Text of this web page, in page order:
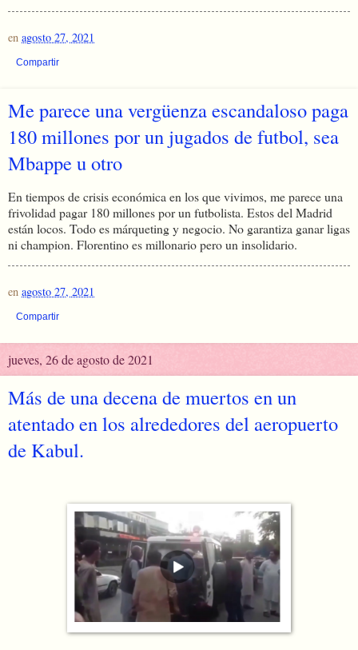
en agosto 27, 2021
Compartir
Me parece una vergüenza escandaloso paga
180 millones por un jugados de futbol, sea
Mbappe u otro
En tiempos de crisis económica en los que vivimos, me parece una
frivolidad pagar 180 millones por un futbolista. Estos del Madrid
están locos. Todo es márqueting y negocio. No garantiza ganar ligas
ni champion. Florentino es millonario pero un insolidario.
en agosto 27, 2021
Compartir
jueves, 26 de agosto de 2021
Más de una decena de muertos en un
atentado en los alrededores del aeropuerto
de Kabul.